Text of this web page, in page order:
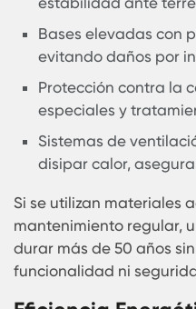
garantizando que la
terremotos y
Conexión a los
agua potable y
En áreas rurales y
más flexibles,
tipo de viviendas.
Durabilidad y
Casas
Indonesia es un país
monzones y en